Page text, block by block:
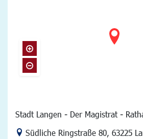
Stadt Langen - Der Magistrat -
Link zur Google-Maps Navigation
Südliche Ringstraße 80, 63225